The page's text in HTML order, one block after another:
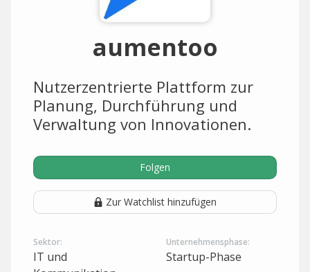
aumentoo
Nutzerzentrierte Plattform zur
Planung, Durchführung und
Verwaltung von Innovationen.
Folgen
Zur Watchlist hinzufügen
Sektor:
IT und
Unternehmensphase:
Startup-Phase